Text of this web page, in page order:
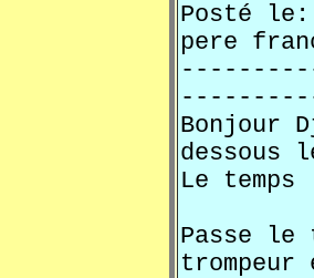
Posté
pere
Bonjour
dessous
Le temps
Passe le